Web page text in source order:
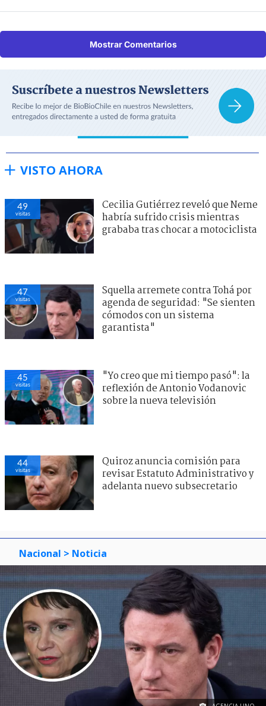
Mostrar Comentarios
VISTO AHORA
49
visitas
Cecilia Gutiérrez reveló que Neme
habría sufrido crisis mientras
grababa tras chocar a motociclista
47
visitas
Squella arremete contra Tohá por
agenda de seguridad: "Se sienten
cómodos con un sistema
garantista"
45
visitas
"Yo creo que mi tiempo pasó": la
reflexión de Antonio Vodanovic
sobre la nueva televisión
44
visitas
Quiroz anuncia comisión para
revisar Estatuto Administrativo y
adelanta nuevo subsecretario
Nacional > Noticia